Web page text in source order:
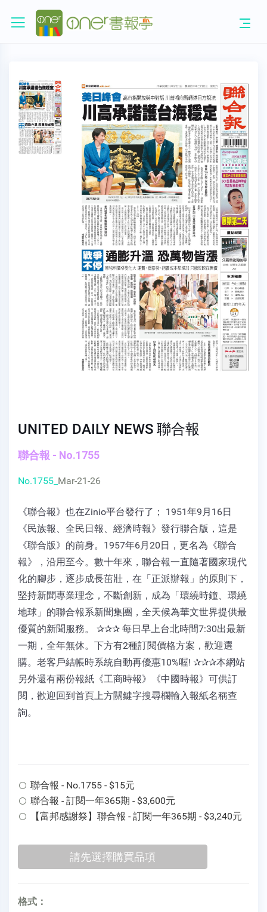
UNITED DAILY NEWS 聯合報
聯合報 - No.1755
No.1755_ Mar-21-26
《聯合報》也在Zinio平台發行了； 1951年9月16日
《民族報、全民日報、經濟時報》發行聯合版，這是
《聯合版》的前身。1957年6月20日，更名為《聯合
報》，沿用至今。數十年來，聯合報一直隨著國家現代
化的腳步，逐步成長茁壯，在「正派辦報」的原則下，
堅持新聞專業理念，不斷創新，成為「環繞時鐘、環繞
地球」的聯合報系新聞集團，全天候為華文世界提供最
優質的新聞服務。 ✰✰✰ 每日早上台北時間7:30出最新
一期，全年無休。下方有2種訂閱價格方案，歡迎選
購。老客戶結帳時系統自動再優惠10%喔! ✰✰✰本網站
另外還有兩份報紙《工商時報》《中國時報》可供訂
閱，歡迎回到首頁上方關鍵字搜尋欄輸入報紙名稱查
詢。
聯合報 - No.1755 - $15元
聯合報 - 訂閱一年365期 - $3,600元
【富邦感謝祭】聯合報 - 訂閱一年365期 - $3,240元
格式：